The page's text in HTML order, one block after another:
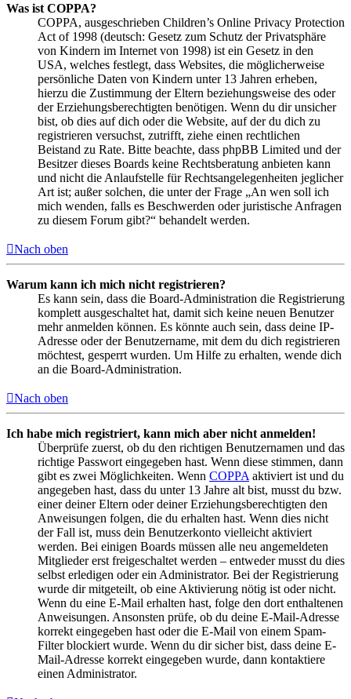
Was ist COPPA?
COPPA, ausgeschrieben Children’s Online Privacy Protection
Act of 1998 (deutsch: Gesetz zum Schutz der Privatsphäre
von Kindern im Internet von 1998) ist ein Gesetz in den
USA, welches festlegt, dass Websites, die möglicherweise
persönliche Daten von Kindern unter 13 Jahren erheben,
hierzu die Zustimmung der Eltern beziehungsweise des oder
der Erziehungsberechtigten benötigen. Wenn du dir unsicher
bist, ob dies auf dich oder die Website, auf der du dich zu
registrieren versuchst, zutrifft, ziehe einen rechtlichen
Beistand zu Rate. Bitte beachte, dass phpBB Limited und der
Besitzer dieses Boards keine Rechtsberatung anbieten kann
und nicht die Anlaufstelle für Rechtsangelegenheiten jeglicher
Art ist; außer solchen, die unter der Frage „An wen soll ich
mich wenden, falls es Beschwerden oder juristische Anfragen
zu diesem Forum gibt?“ behandelt werden.
Nach oben
Warum kann ich mich nicht registrieren?
Es kann sein, dass die Board-Administration die Registrierung
komplett ausgeschaltet hat, damit sich keine neuen Benutzer
mehr anmelden können. Es könnte auch sein, dass deine IP-
Adresse oder der Benutzername, mit dem du dich registrieren
möchtest, gesperrt wurden. Um Hilfe zu erhalten, wende dich
an die Board-Administration.
Nach oben
Ich habe mich registriert, kann mich aber nicht anmelden!
Überprüfe zuerst, ob du den richtigen Benutzernamen und das
richtige Passwort eingegeben hast. Wenn diese stimmen, dann
gibt es zwei Möglichkeiten. Wenn COPPA aktiviert ist und du
angegeben hast, dass du unter 13 Jahre alt bist, musst du bzw.
einer deiner Eltern oder deiner Erziehungsberechtigten den
Anweisungen folgen, die du erhalten hast. Wenn dies nicht
der Fall ist, muss dein Benutzerkonto vielleicht aktiviert
werden. Bei einigen Boards müssen alle neu angemeldeten
Mitglieder erst freigeschaltet werden – entweder musst du dies
selbst erledigen oder ein Administrator. Bei der Registrierung
wurde dir mitgeteilt, ob eine Aktivierung nötig ist oder nicht.
Wenn du eine E-Mail erhalten hast, folge den dort enthaltenen
Anweisungen. Ansonsten prüfe, ob du deine E-Mail-Adresse
korrekt eingegeben hast oder die E-Mail von einem Spam-
Filter blockiert wurde. Wenn du dir sicher bist, dass deine E-
Mail-Adresse korrekt eingegeben wurde, dann kontaktiere
einen Administrator.